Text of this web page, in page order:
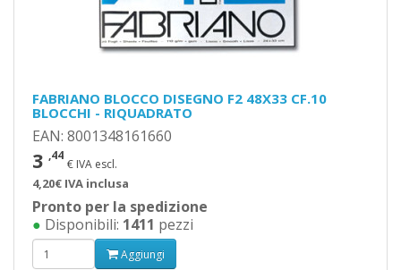
FABRIANO BLOCCO DISEGNO F2 48X33 CF.10
BLOCCHI - RIQUADRATO
EAN: 8001348161660
3 ,44
€ IVA escl.
4,20€ IVA inclusa
Pronto per la spedizione
● Disponibili: 1411 pezzi
Aggiungi